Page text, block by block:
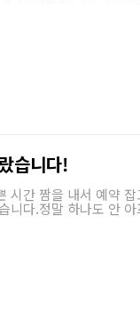
습니다!
간 짬을 내서 예약
다.정말 하나도 안